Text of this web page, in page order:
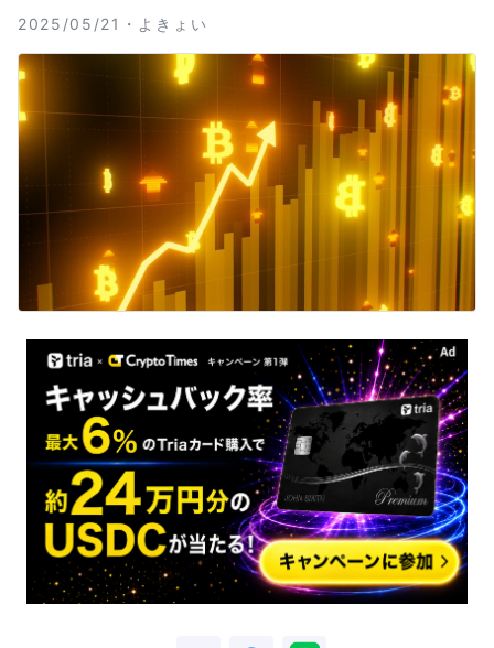
2025/05/21・ よきょい